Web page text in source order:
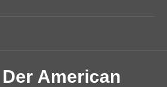
Der American